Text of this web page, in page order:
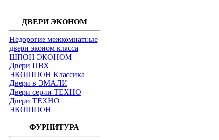
ДВЕРИ ЭКОНОМ
Недорогие межкомнатные
двери эконом класса
ШПОН ЭКОНОМ
Двери ПВХ
ЭКОШПОН Классика
Двери в ЭМАЛИ
Двери серии ТЕХНО
Двери ТЕХНО
ЭКОШПОН
ФУРНИТУРА